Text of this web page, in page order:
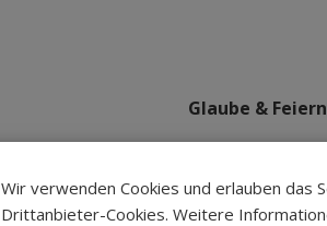
Glaube & Feiern
Wir verwenden Cookies und erlauben das
Drittanbieter-Cookies. Weitere